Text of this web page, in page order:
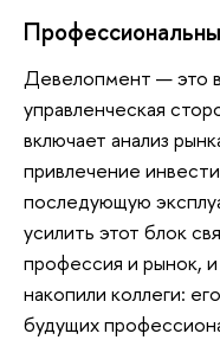
Девелопмент — это
управленческая
включает анализ
привлечение
последующую
усилить этот блок
профессия и рынок,
накопили коллеги:
будущих